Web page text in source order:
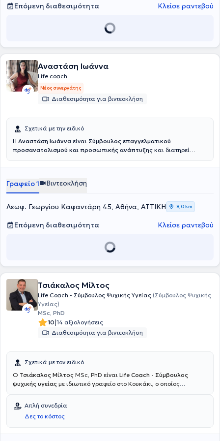
Επόμενη διαθεσιμότητα Κλείσε ραντεβού
Αναστάση Ιωάννα
Life coach
Νέος συνεργάτης
Διαθεσιμότητα για βιντεοκλήση
Σχετικά με την ειδικό
H Αναστάση Ιωάννα είναι Σύμβουλος επαγγελματικού
προσανατολισμού και προσωπικής ανάπτυξης και διατηρεί
Παιδαγωγικής και Ψυχολογίας του Εθνικού και Καποδιστριακού
Τεχνολογίες και Marketing, καθώς και σπουδές στη Σχολική
Ψυχολογία, τη Συμβουλευτική, το Life Coaching και την
Εργοθεραπεία. Από το 2020 είναι ιδιοκτήτρια του κέντρου
Συμβουλευτικής και Επαγγελματικού Προσανατολισμού sykep.gr,
ενώ έχει συνεργαστεί με δημόσιους και ιδιωτικούς φορείς σε
προγράμματα συμβουλευτικής, κατάρτισης και ανάπτυξης
επικοινωνιακή προσέγγιση και τη στοχευμένη υποστήριξη ατόμων
Γραφείο 1 Βιντεοκλήση
Λεωφ. Γεωργίου Καφαντάρη 45, Αθήνα, ΑΤΤΙΚΗ 8,0 km
Επόμενη διαθεσιμότητα Κλείσε ραντεβού
Τσιάκαλος Μίλτος
Life Coach - Σύμβουλος Ψυχικής Υγείας (Σύμβουλος Ψυχικής
Υγείας)
MSc, PhD
10|14 αξιολογήσεις
Διαθεσιμότητα για βιντεοκλήση
Σχετικά με τον ειδικό
Ο Τσιάκαλος Μίλτος MSc, PhD είναι Life Coach - Σύμβουλος
ψυχικής υγείας με ιδιωτικό γραφείο στο Κουκάκι, ο οποίος
Παράλληλα, συνεργάζεται με το Ανοιχτό Λαϊκό Πανεπιστήμιο (ΑΛΠ),
πραγματοποιώντας ομιλίες στα δια ζώσης και online τμήματα.
Διδάσκει στο Msc πρόγραμμα Coaching and Mentoring του Aegean
College. Έχει ολοκληρώσει το τριετές πρόγραμμα Συμβουλευτικής
Απλή συνεδρία
Δες το κόστος